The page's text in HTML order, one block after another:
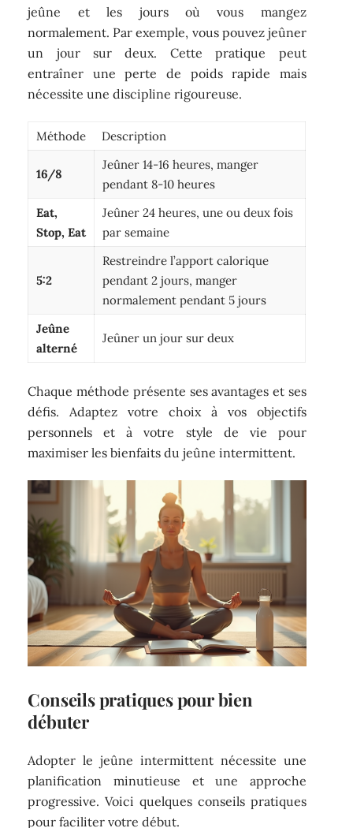
jeûne et les jours où vous mangez
normalement. Par exemple, vous pouvez jeûner
un jour sur deux. Cette pratique peut
entraîner une perte de poids rapide mais
nécessite une discipline rigoureuse.
Méthode Description
16/8
Jeûner 14-16 heures, manger
pendant 8-10 heures
Eat,
Stop, Eat
Jeûner 24 heures, une ou deux fois
par semaine
5:2
Restreindre l’apport calorique
pendant 2 jours, manger
normalement pendant 5 jours
Jeûne
alterné
Jeûner un jour sur deux
Chaque méthode présente ses avantages et ses
défis. Adaptez votre choix à vos objectifs
personnels et à votre style de vie pour
maximiser les bienfaits du jeûne intermittent.
Conseils pratiques pour bien
débuter
Adopter le jeûne intermittent nécessite une
planification minutieuse et une approche
progressive. Voici quelques conseils pratiques
pour faciliter votre début.